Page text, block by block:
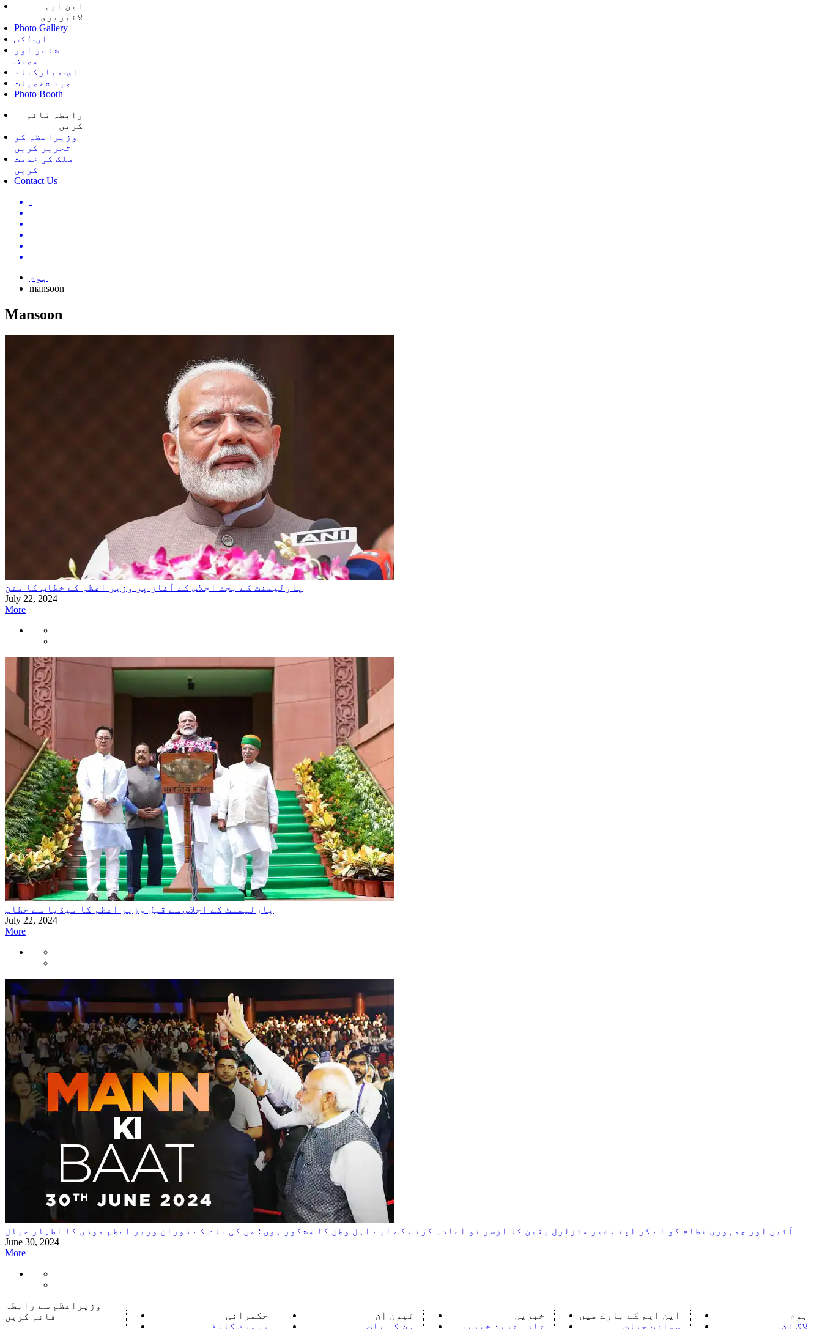
این ایم
لائبریری
Photo Gallery
ای-بُکس
شاعر اور
مصنف
ای-مبارکباد
جید شخصیات
Photo Booth
رابطہ قائم
کریں
وزیراعظم کو
تحریر کریں
ملک کی خدمت
کریں
Contact Us
ہوم
mansoon
Mansoon
پارلیمنٹ کے بجٹ اجلاس کے آغاز پر وزیر اعظم کے خطاب کا متن
July 22, 2024
More
پارلیمنٹ کے اجلاس سے قبل وزیر اعظم کا میڈیا سے خطاب
July 22, 2024
More
آئین اور جمہوری نظام کو لے کر اپنے غیر متزلزل یقین کا ازسر نو اعادہ کرنے کے لیے اہل وطن کا مشکور ہوں : من کی بات کے دوران وزیر اعظم مودی کا اظہار خیال
June 30, 2024
More
ہوم
لاگ اِن
این ایم کے بارے میں
سوانح حیات
خبریں
تازہ ترین خبریں
ٹیون اِن
من کی بات
حکمرانی
رپورٹ کارڈ
وزیراعظم سے رابطہ
قائم کریں